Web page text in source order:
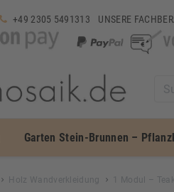
+49 2305 5491313 UNSERE
Garten Stein-Brunnen –
Holz Wandverkleidung 1 Modul –